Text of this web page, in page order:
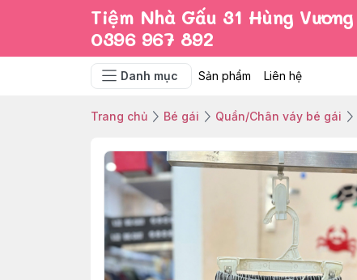
Tiệm Nhà Gấu 31 Hùng Vương
0396 967 892
Danh mục Sản phẩm Liên hệ
Trang chủ Bé gái Quần/Chân váy bé gái